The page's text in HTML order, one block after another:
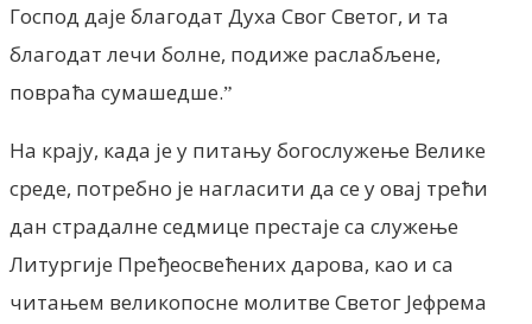
Господ даје благодат Духа Свог Светог, и та
благодат лечи болне, подиже раслабљене,
повраћа сумашедше.ˮ
На крају, када је у питању богослужење Велике
среде, потребно је нагласити да се у овај трећи
дан страдалне седмице престаје са служење
Литургије Пређеосвећених дарова, као и са
читањем великопосне молитве Светог Јефрема